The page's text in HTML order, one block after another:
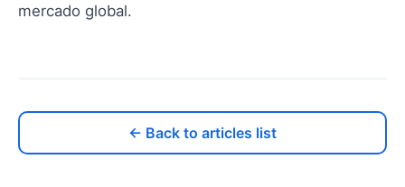
mercado global.
← Back to articles list